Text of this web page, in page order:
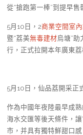
從“搶跑第一棒”到提早售
5月10日，2商業空間室
暨“荔美無毒建材烏塘”
行，正式拉開本年廣東荔
5月10日，仙品荔開采正
作為中國年夜陸最早成
海水交匯等後天條件，
市，并具有獨特鮮甜口感